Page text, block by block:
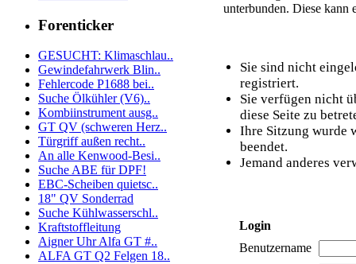
Forenticker
GESUCHT: Klimaschlau..
Gewindefahrwerk Blin..
Fehlercode P1688 bei..
Suche Ölkühler (V6)..
Kombiinstrument ausg..
GT QV (schweren Herz..
Türgriff außen recht..
An alle Kenwood-Besi..
Suche ABE für DPF!
EBC-Scheiben quietsc..
18" QV Sonderrad
Suche Kühlwasserschl..
Kraftstoffleitung
Aigner Uhr Alfa GT #..
ALFA GT Q2 Felgen 18..
unterbunden. Diese kann
Sie sind nicht
registriert.
Sie verfügen nicht
diese Seite zu
Ihre Sitzung wurde
beendet.
Jemand anderes
Login
Benutzername